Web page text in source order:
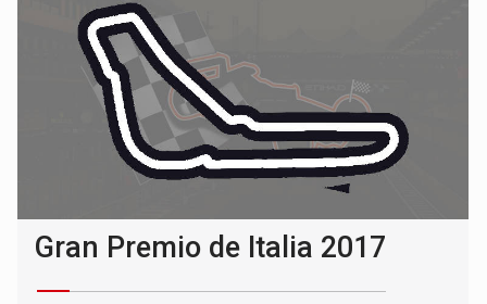
Gran Premio de Italia 2017